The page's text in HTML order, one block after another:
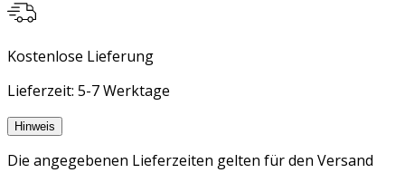
Kostenlose Lieferung
Lieferzeit: 5-7 Werktage
Hinweis
Die angegebenen Lieferzeiten gelten für den Versand